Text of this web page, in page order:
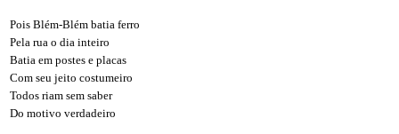
Pois Blém-Blém batia ferro
Pela rua o dia inteiro
Batia em postes e placas
Com seu jeito costumeiro
Todos riam sem saber
Do motivo verdadeiro